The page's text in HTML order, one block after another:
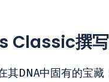
Classic撰
其DNA中固有的宝藏